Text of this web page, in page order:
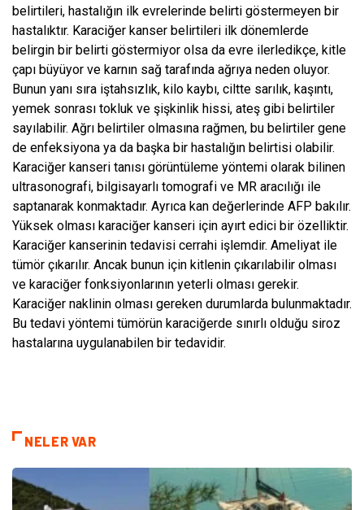
belirtileri, hastalığın ilk evrelerinde belirti göstermeyen bir
hastalıktır. Karaciğer kanser belirtileri ilk dönemlerde
belirgin bir belirti göstermiyor olsa da evre ilerledikçe, kitle
çapı büyüyor ve karnın sağ tarafında ağrıya neden oluyor.
Bunun yanı sıra iştahsızlık, kilo kaybı, ciltte sarılık, kaşıntı,
yemek sonrası tokluk ve şişkinlik hissi, ateş gibi belirtiler
sayılabilir. Ağrı belirtiler olmasına rağmen, bu belirtiler gene
de enfeksiyona ya da başka bir hastalığın belirtisi olabilir.
Karaciğer kanseri tanısı görüntüleme yöntemi olarak bilinen
ultrasonografi, bilgisayarlı tomografi ve MR aracılığı ile
saptanarak konmaktadır. Ayrıca kan değerlerinde AFP bakılır.
Yüksek olması karaciğer kanseri için ayırt edici bir özelliktir.
Karaciğer kanserinin tedavisi cerrahi işlemdir. Ameliyat ile
tümör çıkarılır. Ancak bunun için kitlenin çıkarılabilir olması
ve karaciğer fonksiyonlarının yeterli olması gerekir.
Karaciğer naklinin olması gereken durumlarda bulunmaktadır.
Bu tedavi yöntemi tümörün karaciğerde sınırlı olduğu siroz
hastalarına uygulanabilen bir tedavidir.
NELER VAR